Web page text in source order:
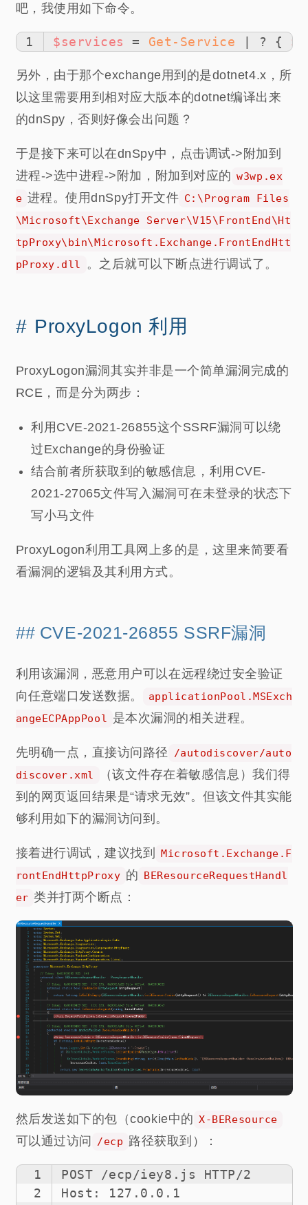
吧，我使用如下命令。
1 $services = Get-Service | ? { $_
另外，由于那个exchange用到的是dotnet4.x，所
以这里需要用到相对应大版本的dotnet编译出来
的dnSpy，否则好像会出问题？
于是接下来可以在dnSpy中，点击调试->附加到
进程->选中进程->附加，附加到对应的 w3wp.ex
e 进程。使用dnSpy打开文件 C:\Program Files
\Microsoft\Exchange Server\V15\FrontEnd\Ht
tpProxy\bin\Microsoft.Exchange.FrontEndHtt
pProxy.dll
。之后就可以下断点进行调试了。
ProxyLogon 利用
ProxyLogon漏洞其实并非是一个简单漏洞完成的
RCE，而是分为两步：
利用CVE-2021-26855这个SSRF漏洞可以绕
过Exchange的身份验证
结合前者所获取到的敏感信息，利用CVE-
2021-27065文件写入漏洞可在未登录的状态下
写小马文件
ProxyLogon利用工具网上多的是，这里来简要看
看漏洞的逻辑及其利用方式。
CVE-2021-26855 SSRF漏洞
利用该漏洞，恶意用户可以在远程绕过安全验证
向任意端口发送数据。
applicationPool.MSExch
angeECPAppPool 是本次漏洞的相关进程。
先明确一点，直接访问路径
/autodiscover/auto
discover.xml
（该文件存在着敏感信息）我们得
到的网页返回结果是“请求无效”。但该文件其实能
够利用如下的漏洞访问到。
接着进行调试，建议找到
Microsoft.Exchange.F
rontEndHttpProxy 的 BEResourceRequestHandl
er 类并打两个断点：
然后发送如下的包（cookie中的 X-BEResource
可以通过访问 /ecp 路径获取到）：
1
2
POST /ecp/iey8.js HTTP/2
Host: 127.0.0.1